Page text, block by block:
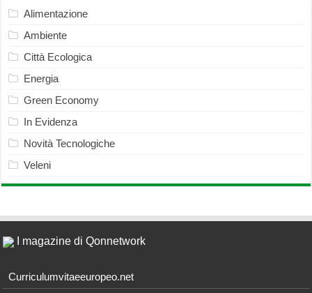
Alimentazione
Ambiente
Città Ecologica
Energia
Green Economy
In Evidenza
Novità Tecnologiche
Veleni
I magazine di Qonnetwork
Curriculumvitaeeuropeo.net